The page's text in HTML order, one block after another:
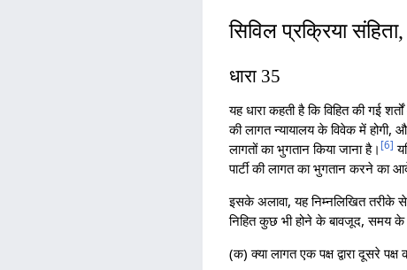
सिविल प्रक्रिया
धारा 35
यह धारा कहती है कि विहित की गई
की लागत न्यायालय के विवेक में होगी,
लागतों का भुगतान किया जाना है। [6]
पार्टी की लागत का भुगतान करने का
इसके अलावा, यह निम्नलिखित तरीके
निहित कुछ भी होने के बावजूद, समय के
(क) क्या लागत एक पक्ष द्वारा दूसरे पक्ष